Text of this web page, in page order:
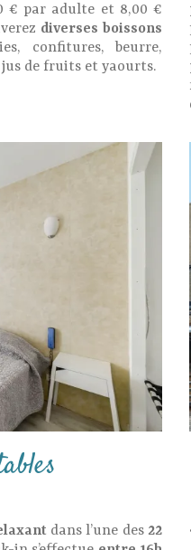
€ par adulte et 8,00 €
diverses boissons
confitures, beurre,
de fruits et yaourts.
dans l’une des 22